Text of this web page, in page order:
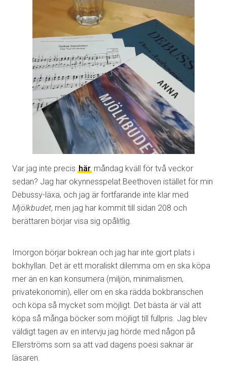
Var jag inte precis här måndag kväll för två veckor
sedan? Jag har okynnesspelat Beethoven istället för min
Debussy-läxa, och jag är fortfarande inte klar med
Mjölkbudet, men jag har kommit till sidan 208 och
berättaren börjar visa sig opålitlig.
Imorgon börjar bokrean och jag har inte gjort plats i
bokhyllan. Det är ett moraliskt dilemma om en ska köpa
mer än en kan konsumera (miljön, minimalismen,
privatekonomin), eller om en ska rädda bokbranschen
och köpa så mycket som möjligt. Det bästa är väl att
köpa så många böcker som möjligt till fullpris. Jag blev
väldigt tagen av en intervju jag hörde med någon på
Ellerströms som sa att vad dagens poesi saknar är
läsaren.